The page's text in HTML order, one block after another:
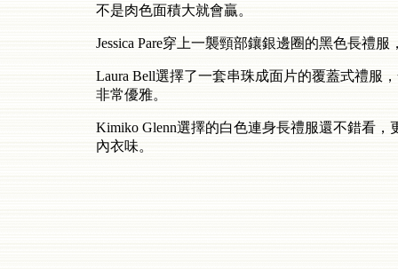
不是肉色面積大就會贏。
Jessica Pare穿上一襲頸部鑲銀邊圈的黑色長禮
Laura Bell選擇了一套串珠成面片的覆蓋式禮服
非常優雅。
Kimiko Glenn選擇的白色連身長禮服還不錯看
內衣味。